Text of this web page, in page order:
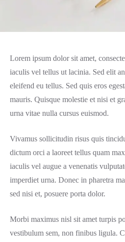
Lorem ipsum dolor sit amet,
iaculis vel tellus ut lacinia. Sed elit
eleifend eu tellus. Sed quis eros
mauris. Quisque molestie et nisi et
urna vitae nulla cursus euismod.
Vivamus sollicitudin risus quis
dictum orci a laoreet tellus quam
iaculis vel augue a venenatis
imperdiet urna. Donec in pharetra
sed nisi et, posuere porta dolor.
Morbi maximus nisl sit amet turpis
vestibulum sem, non finibus ligula.